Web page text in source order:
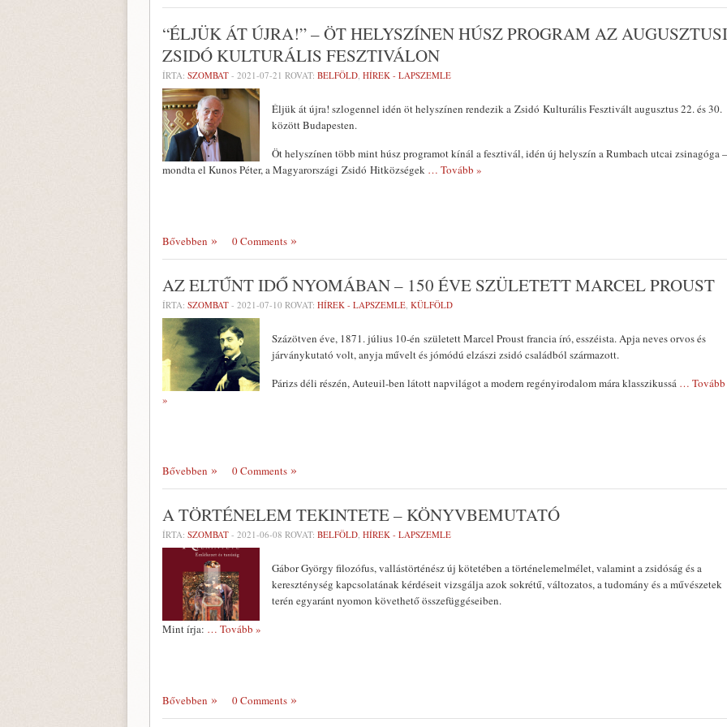
“ÉLJÜK ÁT ÚJRA!” – ÖT HELYSZÍNEN HÚSZ PROGRAM AZ AUGUSZTUSI
ZSIDÓ KULTURÁLIS FESZTIVÁLON
ÍRTA: SZOMBAT - 2021-07-21 ROVAT: BELFÖLD, HÍREK - LAPSZEMLE
Éljük át újra! szlogennel idén öt helyszínen rendezik a Zsidó Kulturális Fesztivált augusztus 22. és 30.
között Budapesten.
Öt helyszínen több mint húsz programot kínál a fesztivál, idén új helyszín a Rumbach utcai zsinagóga –
mondta el Kunos Péter, a Magyarországi Zsidó Hitközségek … Tovább »
Bővebben 0 Comments
AZ ELTŰNT IDŐ NYOMÁBAN – 150 ÉVE SZÜLETETT MARCEL PROUST
ÍRTA: SZOMBAT - 2021-07-10 ROVAT: HÍREK - LAPSZEMLE, KÜLFÖLD
Százötven éve, 1871. július 10-én született Marcel Proust francia író, esszéista. Apja neves orvos és
járványkutató volt, anyja művelt és jómódú elzászi zsidó családból származott.
Párizs déli részén, Auteuil-ben látott napvilágot a modern regényirodalom mára klasszikussá … Tovább
»
Bővebben 0 Comments
A TÖRTÉNELEM TEKINTETE – KÖNYVBEMUTATÓ
ÍRTA: SZOMBAT - 2021-06-08 ROVAT: BELFÖLD, HÍREK - LAPSZEMLE
Gábor György filozófus, vallástörténész új kötetében a történelemelmélet, valamint a zsidóság és a
kereszténység kapcsolatának kérdéseit vizsgálja azok sokrétű, változatos, a tudomány és a művészetek
terén egyaránt nyomon követhető összefüggéseiben.
Mint írja: … Tovább »
Bővebben 0 Comments